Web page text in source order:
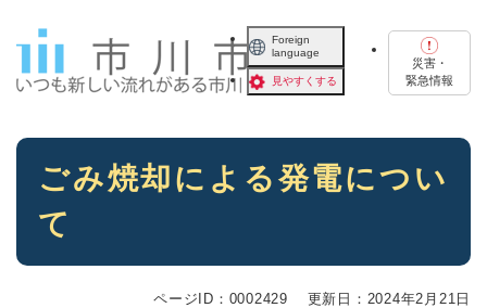
Foreign
language
見やすくする
災害・
緊急情報
本
ごみ焼却による発電につい
て
ページID：0002429 更新日：2024年2月21日